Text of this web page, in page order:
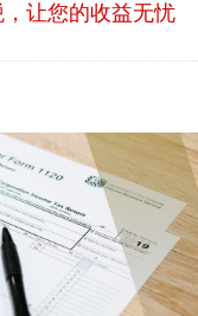
让您的收益无忧